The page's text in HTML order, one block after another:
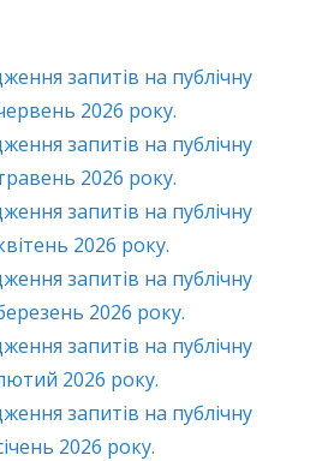
запитів на публічну
2026 року.
запитів на публічну
2026 року.
запитів на публічну
2026 року.
запитів на публічну
2026 року.
запитів на публічну
2026 року.
запитів на публічну
2026 року.